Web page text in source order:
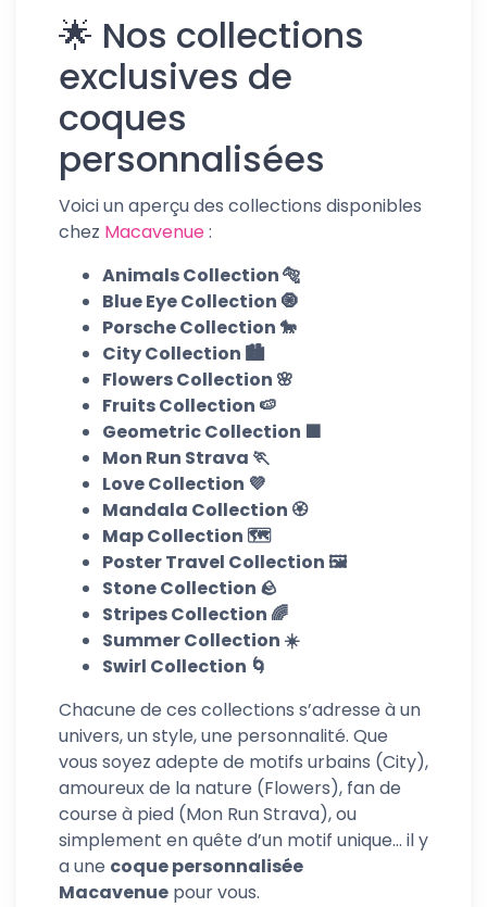
🌟 Nos collections
exclusives de
coques
personnalisées
Voici un aperçu des collections disponibles
chez Macavenue:
Animals Collection 🐅
Blue Eye Collection 🧿
Porsche Collection 🐎
City Collection 🏙️
Flowers Collection 🌸
Fruits Collection 🍉
Geometric Collection 🟪
Mon Run Strava 🏃
Love Collection 💜
Mandala Collection 🏵️
Map Collection 🗺️
Poster Travel Collection 🖼️
Stone Collection 🪨
Stripes Collection 🌈
Summer Collection ☀️
Swirl Collection 🌀
Chacune de ces collections s’adresse à un
univers, un style, une personnalité. Que
vous soyez adepte de motifs urbains (City),
amoureux de la nature (Flowers), fan de
course à pied (Mon Run Strava), ou
simplement en quête d’un motif unique… il y
a une coque personnalisée
Macavenue pour vous.